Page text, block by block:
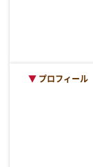
▼プロフィール